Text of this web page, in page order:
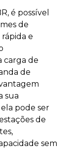
é possível
de
e
carga de
de
sua
pode ser
de
sem